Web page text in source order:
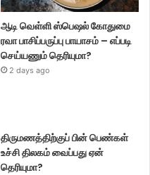
ஆடி வெள்ளி ஸ்பெஷல் கோதுமை
ரவா பாசிப்பருப்பு பாயாசம் – எப்படி
செய்யணும் தெரியுமா?
2 days ago
திருமணத்திற்குப் பின் பெண்கள்
உச்சி திலகம் வைப்பது ஏன்
தெரியுமா?